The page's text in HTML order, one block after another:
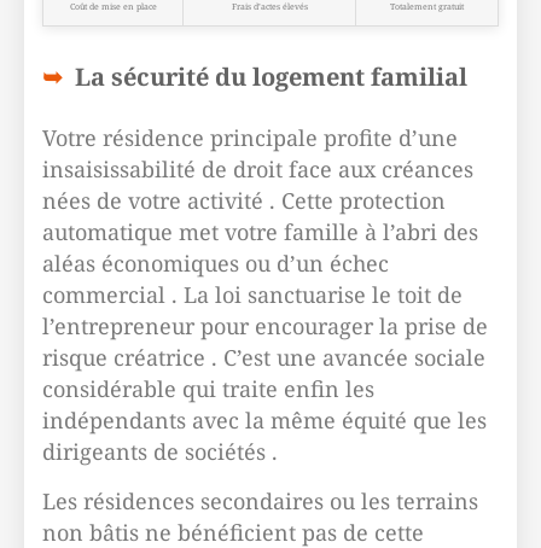
Coût de mise en place Frais d’actes élevés Totalement gratuit
La sécurité du logement familial
Votre résidence principale profite d’une
insaisissabilité de droit face aux créances
nées de votre activité . Cette protection
automatique met votre famille à l’abri des
aléas économiques ou d’un échec
commercial . La loi sanctuarise le toit de
l’entrepreneur pour encourager la prise de
risque créatrice . C’est une avancée sociale
considérable qui traite enfin les
indépendants avec la même équité que les
dirigeants de sociétés .
Les résidences secondaires ou les terrains
non bâtis ne bénéficient pas de cette